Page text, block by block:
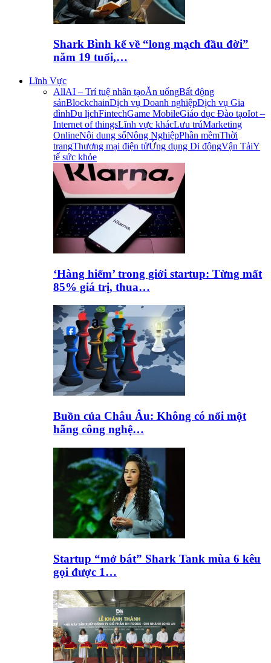
Shark Bình kể về “long mạch đầu đời”
năm 19 tuổi,…
Lĩnh Vực
AllAI – Trí tuệ nhân tạoĂn uốngBất động
sảnBlockchainDịch vụ Doanh nghiệpDịch vụ Gia
đìnhDu lịchFintechGame MobileGiáo dục Đào tạoIot –
Internet of thingsLĩnh vực khácLưu trúMarketing
OnlineNội dung sốNông NghiệpPhần mềmThời
trangThương mại điện tửỨng dụng Di độngVận TảiY
tế sức khỏe
‘Hàng hiếm’ trong giới startup: Từng mất
85% giá trị, thua…
Buồn của Châu Âu: Không có nổi một
hãng công nghệ…
Startup “mở bát” Shark Tank mùa 6 kêu
gọi được 1…